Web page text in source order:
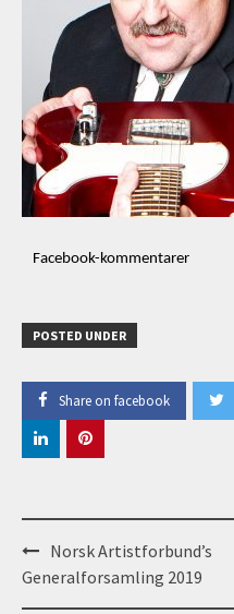
Facebook-kommentarer
POSTED UNDER
Share on facebook
Post
navigation
Norsk Artistforbund’s
Generalforsamling 2019